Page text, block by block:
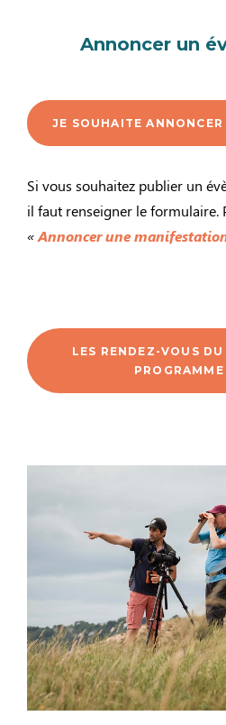
Annoncer un
JE SOUHAITE
Si vous souhaitez publier un
il faut renseigner le formulaire.
«Annoncer une
LES RENDEZ-VOUS